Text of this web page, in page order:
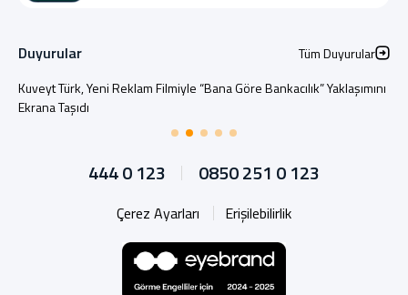
Duyurular
Tüm Duyurular
Kuveyt Türk, Yeni Reklam Filmiyle “Bana Göre Bankacılık” Yaklaşımını
Ekrana Taşıdı
444 0 123 0850 251 0 123
Çerez Ayarları Erişilebilirlik